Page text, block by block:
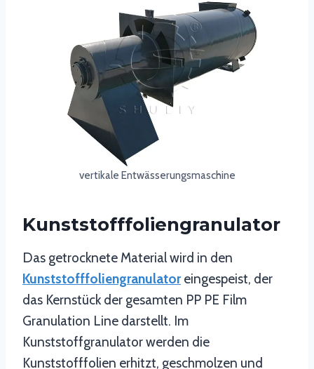
vertikale Entwässerungsmaschine
Kunststofffoliengranulator
Das getrocknete Material wird in den
Kunststofffoliengranulatoreingespeist, der
das Kernstück der gesamten PP PE Film
Granulation Line darstellt. Im
Kunststoffgranulator werden die
Kunststofffolien erhitzt, geschmolzen und